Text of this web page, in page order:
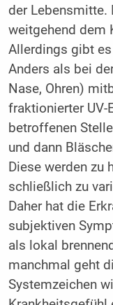
der Lebensmitte.
weitgehend dem
Allerdings gibt
Anders als bei
Nase, Ohren)
fraktionierter UV-
betroffenen
und dann
Diese werden zu
schließlich zu
Daher hat die
subjektiven
als lokal
manchmal geht
Systemzeichen